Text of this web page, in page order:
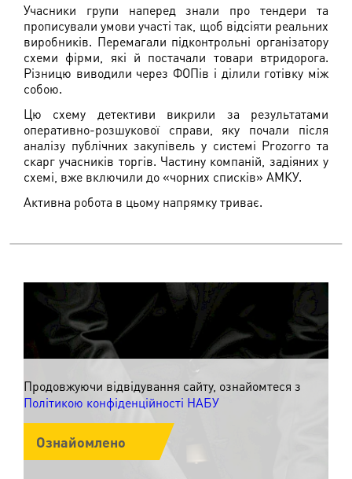
Учасники групи наперед знали про тендери та
прописували умови участі так, щоб відсіяти реальних
виробників. Перемагали підконтрольні організатору
схеми фірми, які й постачали товари втридорога.
Різницю виводили через ФОПів і ділили готівку між
собою.
Цю схему детективи викрили за результатами
оперативно-розшукової справи, яку почали після
аналізу публічних закупівель у системі Prozorro та
скарг учасників торгів. Частину компаній, задіяних у
схемі, вже включили до «чорних списків» АМКУ.
Активна робота в цьому напрямку триває.
Продовжуючи відвідування сайту, ознайомтеся з
Політикою конфіденційності НАБУ
Ознайомлено